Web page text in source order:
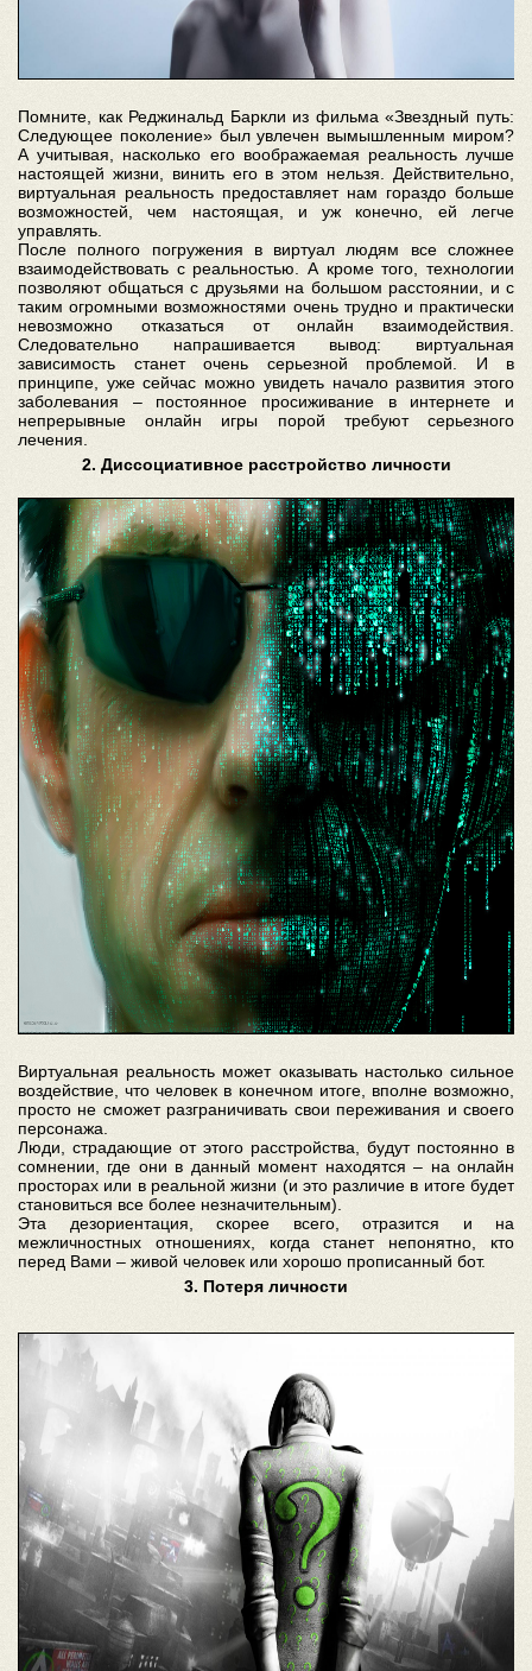
Помните, как Реджинальд Баркли из фильма «Звездный путь:
Следующее поколение» был увлечен вымышленным миром?
А учитывая, насколько его воображаемая реальность лучше
настоящей жизни, винить его в этом нельзя. Действительно,
виртуальная реальность предоставляет нам гораздо больше
возможностей, чем настоящая, и уж конечно, ей легче
управлять.
После полного погружения в виртуал людям все сложнее
взаимодействовать с реальностью. А кроме того, технологии
позволяют общаться с друзьями на большом расстоянии, и с
таким огромными возможностями очень трудно и практически
невозможно отказаться от онлайн взаимодействия.
Следовательно напрашивается вывод: виртуальная
зависимость станет очень серьезной проблемой. И в
принципе, уже сейчас можно увидеть начало развития этого
заболевания – постоянное просиживание в интернете и
непрерывные онлайн игры порой требуют серьезного
лечения.
2. Диссоциативное расстройство личности
Виртуальная реальность может оказывать настолько сильное
воздействие, что человек в конечном итоге, вполне возможно,
просто не сможет разграничивать свои переживания и своего
персонажа.
Люди, страдающие от этого расстройства, будут постоянно в
сомнении, где они в данный момент находятся – на онлайн
просторах или в реальной жизни (и это различие в итоге будет
становиться все более незначительным).
Эта дезориентация, скорее всего, отразится и на
межличностных отношениях, когда станет непонятно, кто
перед Вами – живой человек или хорошо прописанный бот.
3. Потеря личности